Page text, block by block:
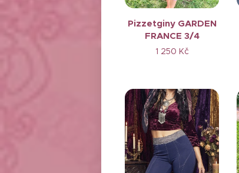
Pizzetginy GARDEN
FRANCE 3/4
1 250 Kč